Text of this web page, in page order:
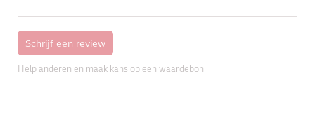
Help anderen en maak kans op een waardebon